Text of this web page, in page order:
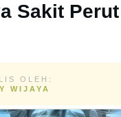
Sakit
OLEH:
WIJAYA